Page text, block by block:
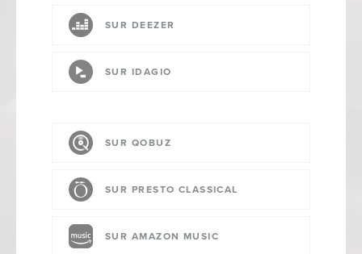
SUR DEEZER
SUR IDAGIO
SUR QOBUZ
SUR PRESTO CLASSICAL
SUR AMAZON MUSIC